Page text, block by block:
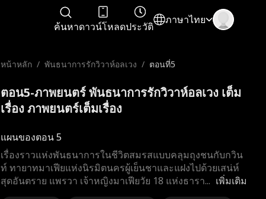
ค้นหาดาวน์โหลดประวัติ
ภาษาไทย
หน้าหลัก / พันธนาการรักวิวาห์อลเวง / ตอนที่5
ตอน5-ภาพยนตร์ พันธนาการรักวิวาห์อลเวง เต็ม
เรื่อง ภาพยนตร์เต็มเรื่อง
แผนของตอน 5
เพิ่มเติม
เรื่องราวแห่งพันธนาการในชีวิตสมรสแบบคลุมถุงชนกับกวิน
ท์ ทายาทมาเฟียแห่งนิรมิตนครผู้เย็นชาและแฝงไปด้วยเสน่ห์
สุดอันตราย แพรวา เจ้าหญิงมาเฟียวัย 18 แห่งธารา...